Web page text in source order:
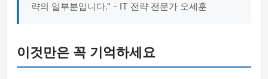
략의 일부분입니다.” - IT 전략 전문가 오세훈
이것만은 꼭 기억하세요